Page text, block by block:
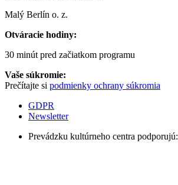
Malý Berlín o. z.
Otváracie hodiny:
30 minút pred začiatkom programu
Vaše súkromie:
Prečítajte si podmienky ochrany súkromia
GDPR
Newsletter
Prevádzku kultúrneho centra podporujú: